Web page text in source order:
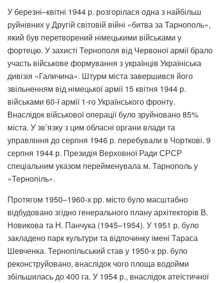
У березні–квітні 1944 р. розгорілася одна з найбільш
руйнівних у Другій світовій війні «битва за Тарнополь»,
який був перетворений німецькими військами у
фортецю. У захисті Тернополя від Червоної армії брало
участь військове формування з українців Україніська
дивізія «Галичина». Штурм міста завершився його
звільненням від німецької армії 15 квітня 1944 р.
військами 60-ї армії 1-го Українського фронту.
Внаслідок військової операції було зруйновано 85%
міста. У зв’язку з цим обласні органи влади та
управління до серпня 1946 р. перебували в Чорткові. 9
серпня 1944 р. Президія Верховної Ради СРСР
спеціальним указом перейменувала м. Тарнополь у
«Тернопіль».
Протягом 1950–1960-х рр. місто було масштабно
відбудовано згідно генерального плану архітекторів В.
Новикова та Н. Панчука (1945–1954). У 1951 р. було
закладено парк культури та відпочинку імені Тараса
Шевченка. Тернопільський став у 1950-х рр. було
реконструйовано, внаслідок чого площа водойми
збільшилась до 400 га. У 1954 р., внаслідок атеїстичної